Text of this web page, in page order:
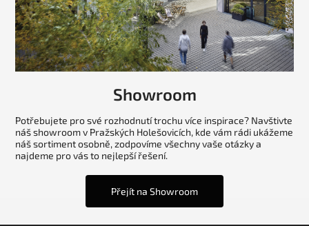
Showroom
Potřebujete pro své rozhodnutí trochu více inspirace? Navštivte
náš showroom v Pražských Holešovicích, kde vám rádi ukážeme
náš sortiment osobně, zodpovíme všechny vaše otázky a
najdeme pro vás to nejlepší řešení.
Přejít na Showroom